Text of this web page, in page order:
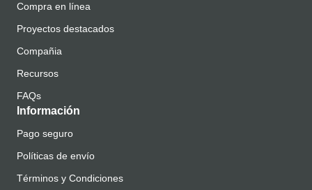
Compra en línea
Proyectos destacados
Compañia
Recursos
FAQs
Información
Pago seguro
Políticas de envío
Términos y Condiciones